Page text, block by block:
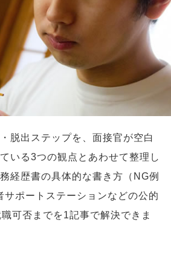
脱出ステップを、面接官が空白
いる3つの観点とあわせて整理し
経歴書の具体的な書き方（NG例
サポートステーションなどの公的
可否までを1記事で解決できま